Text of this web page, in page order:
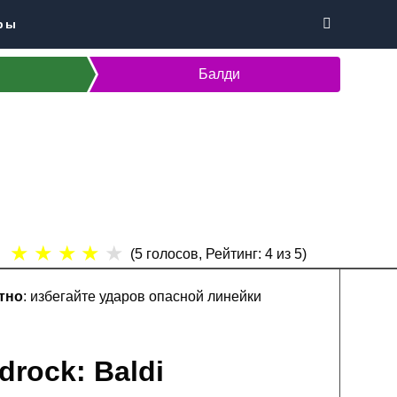
Балди
★ ★ ★ ★ ★ (5голосов, Рейтинг: 4из 5)
: избегайте ударов опасной линейки
Baldi